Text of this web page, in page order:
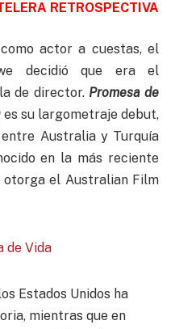
RETROSPECTIVA
actor a cuestas, el
decidió que era el
de director. Promesa de
es su largometraje debut,
Australia y Turquía
en la más reciente
el Australian Film
Estados Unidos ha
mientras que en